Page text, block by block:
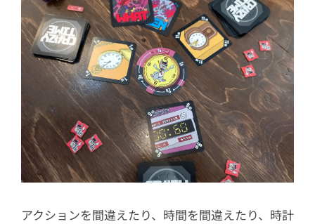
アクションを間違えたり、時間を間違えたり、時計